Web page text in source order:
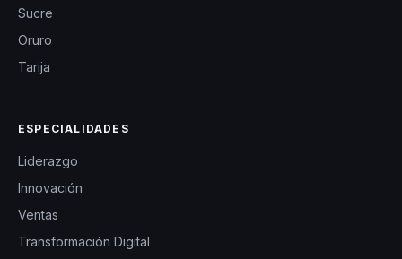
Sucre
Oruro
Tarija
ESPECIALIDADES
Liderazgo
Innovación
Ventas
Transformación Digital